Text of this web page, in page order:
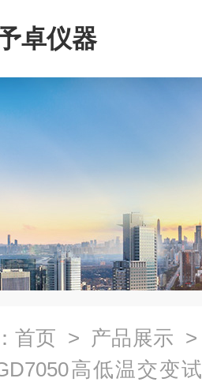
卓仪器
首页 > 产品展示
高低温交变